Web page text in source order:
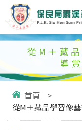
從M＋藏
導
首頁
>
從M＋藏品學習像